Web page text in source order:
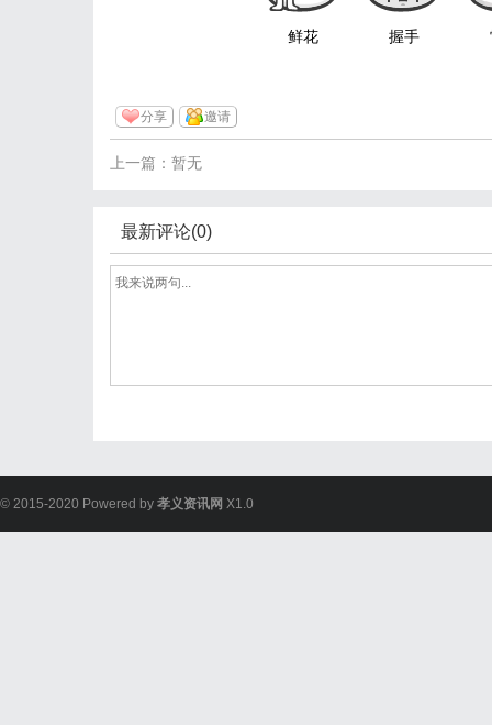
鲜花 握手
分享 邀请
上一篇：暂无
最新评论(0)
© 2015-2020 Powered by 孝义资讯网 X1.0